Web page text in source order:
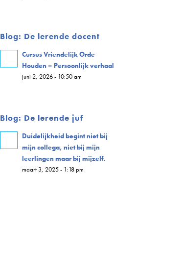
Blog: De lerende docent
Cursus Vriendelijk Orde
Houden – Persoonlijk verhaal
juni 2, 2026 - 10:50 am
Blog: De lerende juf
Duidelijkheid begint niet bij
mijn collega, niet bij mijn
leerlingen maar bij mijzelf.
maart 3, 2025 - 1:18 pm